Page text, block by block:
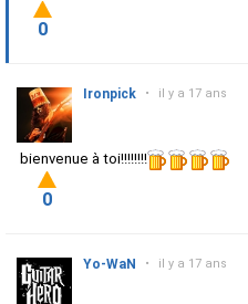
0
Ironpick • il y a 17 ans
bienvenue à toi!!!!!!!!
0
Yo-WaN • il y a 17 ans